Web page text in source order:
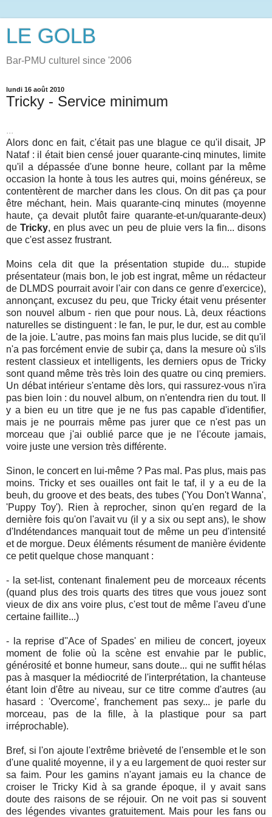
LE GOLB
Bar-PMU culturel since '2006
lundi 16 août 2010
Tricky - Service minimum
...
Alors donc en fait, c'était pas une blague ce qu'il disait, JP
Nataf : il était bien censé jouer quarante-cinq minutes, limite
qu'il a dépassée d'une bonne heure, collant par la même
occasion la honte à tous les autres qui, moins généreux, se
contentèrent de marcher dans les clous. On dit pas ça pour
être méchant, hein. Mais quarante-cinq minutes (moyenne
haute, ça devait plutôt faire quarante-et-un/quarante-deux)
deTricky, en plus avec un peu de pluie vers la fin... disons
que c'est assez frustrant.
Moins cela dit que la présentation stupide du... stupide
présentateur (mais bon, le job est ingrat, même un rédacteur
de DLMDS pourrait avoir l'air con dans ce genre d'exercice),
annonçant, excusez du peu, que Tricky était venu présenter
son nouvel album - rien que pour nous. Là, deux réactions
naturelles se distinguent : le fan, le pur, le dur, est au comble
de la joie. L'autre, pas moins fan mais plus lucide, se dit qu'il
n'a pas forcément envie de subir ça, dans la mesure où s'ils
restent classieux et intelligents, les derniers opus de Tricky
sont quand même très très loin des quatre ou cinq premiers.
Un débat intérieur s'entame dès lors, qui rassurez-vous n'ira
pas bien loin : du nouvel album, on n'entendra rien du tout. Il
y a bien eu un titre que je ne fus pas capable d'identifier,
mais je ne pourrais même pas jurer que ce n'est pas un
morceau que j'ai oublié parce que je ne l'écoute jamais,
voire juste une version très différente.
Sinon, le concert en lui-même ? Pas mal. Pas plus, mais pas
moins. Tricky et ses ouailles ont fait le taf, il y a eu de la
beuh, du groove et des beats, des tubes ('You Don't Wanna',
'Puppy Toy'). Rien à reprocher, sinon qu'en regard de la
dernière fois qu'on l'avait vu (il y a six ou sept ans), le show
d'Indétendances manquait tout de même un peu d'intensité
et de morgue. Deux éléments résument de manière évidente
ce petit quelque chose manquant :
- la set-list, contenant finalement peu de morceaux récents
(quand plus des trois quarts des titres que vous jouez sont
vieux de dix ans voire plus, c'est tout de même l'aveu d'une
certaine faillite...)
- la reprise d''Ace of Spades' en milieu de concert, joyeux
moment de folie où la scène est envahie par le public,
générosité et bonne humeur, sans doute... qui ne suffit hélas
pas à masquer la médiocrité de l'interprétation, la chanteuse
étant loin d'être au niveau, sur ce titre comme d'autres (au
hasard : 'Overcome', franchement pas sexy... je parle du
morceau, pas de la fille, à la plastique pour sa part
irréprochable).
Bref, si l'on ajoute l'extrême brièveté de l'ensemble et le son
d'une qualité moyenne, il y a eu largement de quoi rester sur
sa faim. Pour les gamins n'ayant jamais eu la chance de
croiser le Tricky Kid à sa grande époque, il y avait sans
doute des raisons de se réjouir. On ne voit pas si souvent
des légendes vivantes gratuitement. Mais pour les fans ou